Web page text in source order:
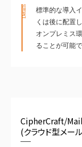
Details
標準的な導入
くは後に配置し
オンプレミス
ることが可能で
CipherCraft/
(クラウド型メー